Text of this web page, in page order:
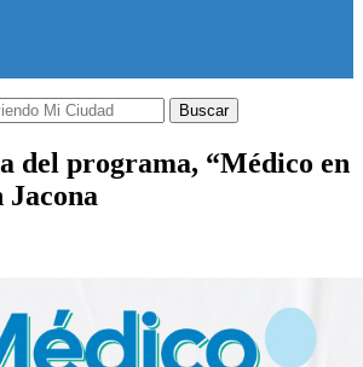
Buscar
del programa, “Médico en
Jacona